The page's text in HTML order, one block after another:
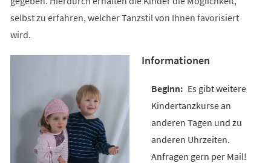
selbst zu erfahren, welcher Tanzstil von Ihnen favorisiert
wird.
Informationen
Es gibt weitere
Kindertanzkurse an
anderen Tagen und zu
anderen Uhrzeiten.
Anfragen gern per Mail!